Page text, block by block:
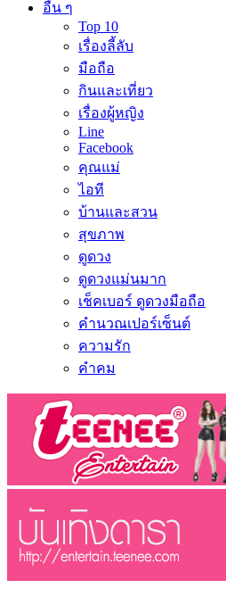
อื่น ๆ
Top 10
เรื่องลี้ลับ
มือถือ
กินและเที่ยว
เรื่องผู้หญิง
Line
Facebook
คุณแม่
ไอที
บ้านและสวน
สุขภาพ
ดูดวง
ดูดวงแม่นมาก
เช็คเบอร์ ดูดวงมือถือ
คำนวณเปอร์เซ็นต์
ความรัก
คำคม